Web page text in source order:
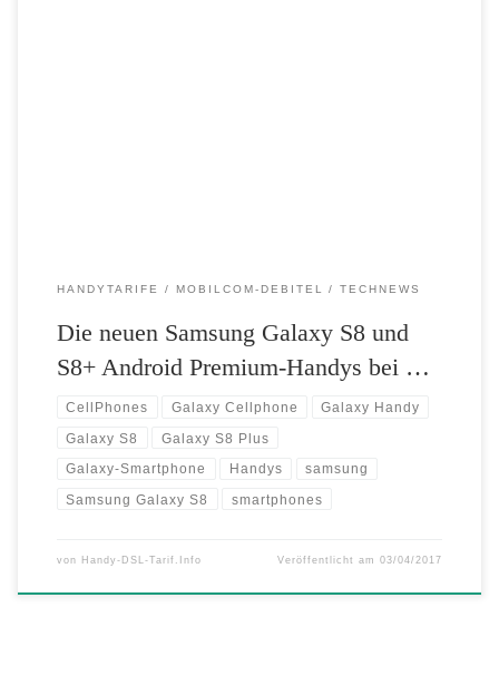
HANDYTARIFE MOBILCOM-DEBITEL TECHNEWS
Die neuen Samsung Galaxy S8 und
S8+ Android Premium-Handys bei …
CellPhones Galaxy Cellphone Galaxy Handy
Galaxy S8 Galaxy S8 Plus
Galaxy-Smartphone Handys samsung
Samsung Galaxy S8 smartphones
von Handy-DSL-Tarif.Info Veröffentlicht am03/04/2017